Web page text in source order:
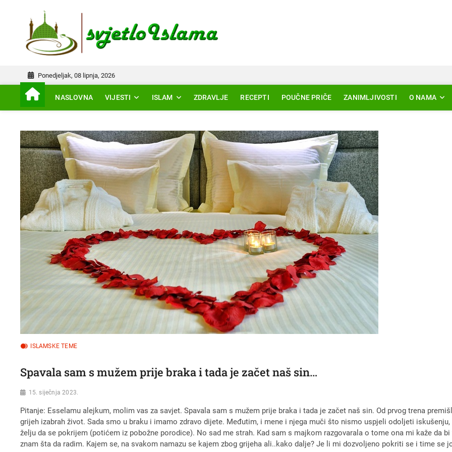
Ponedjeljak, 08 lipnja, 2026
NASLOVNA VIJESTI ISLAM ZDRAVLJE RECEPTI POUČNE PRIČE ZANIMLJIVOSTI O NAMA
ISLAMSKE TEME
Spavala sam s mužem prije braka i tada je začet naš sin…
15. siječnja 2023.
Pitanje: Esselamu alejkum, molim vas za savjet. Spavala sam s mužem prije braka i tada je začet naš sin. Od prvog trena
grijeh izabrah život. Sada smo u braku i imamo zdravo dijete. Međutim, i mene i njega muči što nismo uspjeli odoljeti
želju da se pokrijem (potićem iz pobožne porodice). No sad me strah. Kad sam s majkom razgovarala o tome ona mi kaže da
znam šta da radim. Kajem se, na svakom namazu se kajem zbog grijeha ali..kako dalje? Je li mi dozvoljeno pokriti se i time se